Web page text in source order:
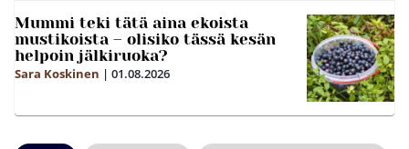
Mummi teki tätä aina ekoista
mustikoista – olisiko tässä kesän
helpoin jälkiruoka?
Sara Koskinen | 01.08.2026